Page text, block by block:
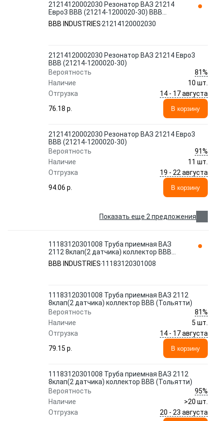
21214120002030 Резонатор ВАЗ 21214
Евро3 ВВВ (21214-1200020-30) BBB
INDUSTRIES
BBB INDUSTRIES 21214120002030
21214120002030 Резонатор ВАЗ 21214 Евро3
ВВВ (21214-1200020-30)
Вероятность
81%
Наличие
10 шт.
Отгрузка
14 - 17 августа
76.18 p.
В корзину
21214120002030 Резонатор ВАЗ 21214 Евро3
ВВВ (21214-1200020-30)
Вероятность
91%
Наличие
11 шт.
Отгрузка
19 - 22 августа
94.06 p.
В корзину
Показать еще 2 предложения
11183120301008 Труба приемная ВАЗ
2112 8клап(2 датчика) коллектор ВВВ
(Тольятти) BBB INDUSTRIES
BBB INDUSTRIES 11183120301008
11183120301008 Труба приемная ВАЗ 2112
8клап(2 датчика) коллектор ВВВ (Тольятти)
Вероятность
81%
Наличие
5 шт.
Отгрузка
14 - 17 августа
79.15 p.
В корзину
11183120301008 Труба приемная ВАЗ 2112
8клап(2 датчика) коллектор ВВВ (Тольятти)
Вероятность
95%
Наличие
>20 шт.
Отгрузка
20 - 23 августа